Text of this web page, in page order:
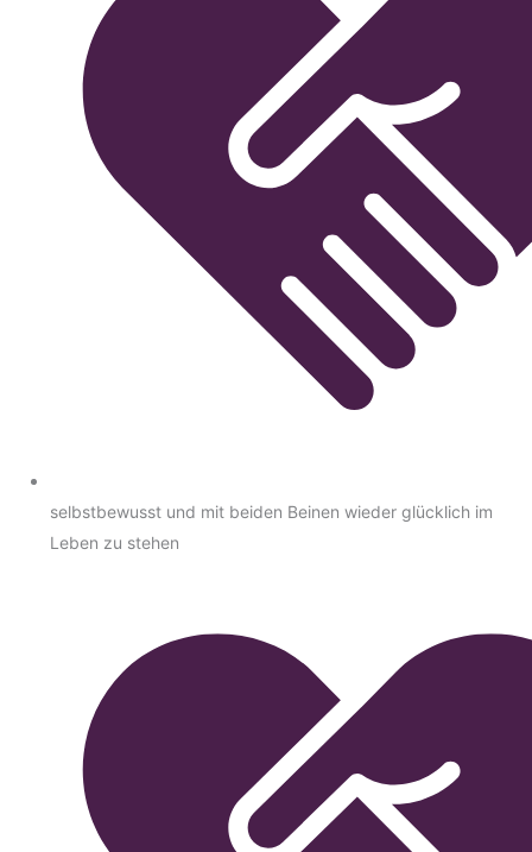
selbstbewusst und mit beiden Beinen wieder glücklich im
Leben zu stehen